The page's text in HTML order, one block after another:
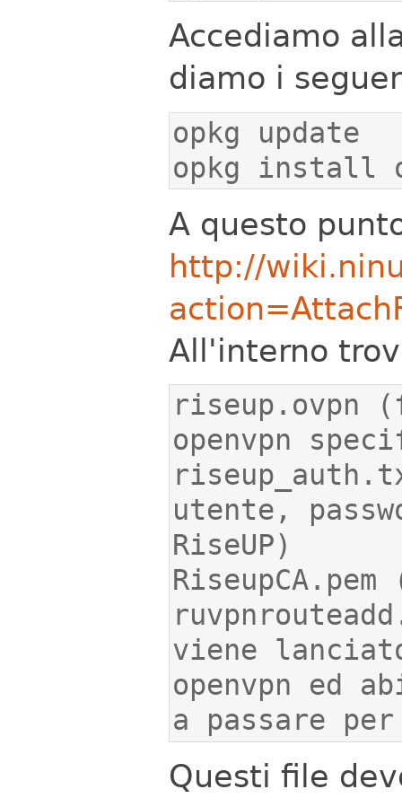
Accediamo
diamo i
opkg install
A questo
http://
All'interno
riseup.ovpn
utente,
viene
openvpn
a passare
Questi file